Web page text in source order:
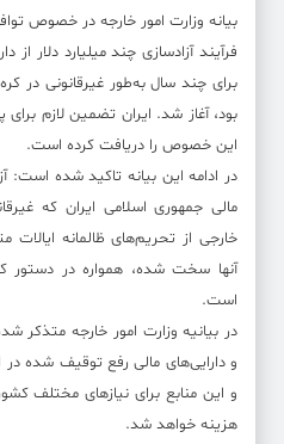
بیانه وزارت امور خارجه در خصوص
فرآیند آزادسازی چند میلیارد دلار از
برای چند سال به‌طور غیرقانونی در
بود، آغاز شد. ایران تضمین‌ لازم برای
این خصوص را دریافت کرده‌ است.
در ادامه این بیانه تاکید شده است:
مالی جمهوری اسلامی ایران که
خارجی از تحریم‌های ظالمانه
آنها سخت شده، همواره در دستور
است.
در بیانیه وزارت امور خارجه متذکر
و دارایی‌های مالی رفع توقیف شده در
و این منابع برای نیازهای
هزینه خواهد شد.